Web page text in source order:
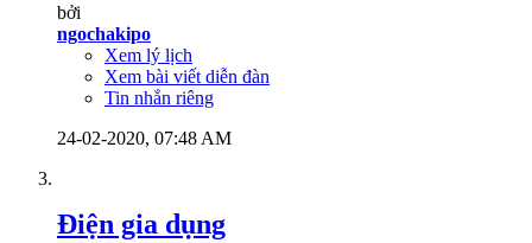
bởi
ngochakipo
Xem lý lịch
Xem bài viết diễn đàn
Tin nhắn riêng
24-02-2020, 07:48 AM
Điện gia dụng